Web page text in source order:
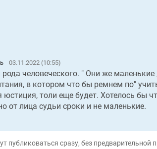
03.11.2022 (10:55)
человеческого. " Они же маленькие
в котором что бы ремнем по"
толи еще будет. Хотелось бы
от лица судьи сроки и не маленькие.
публиковаться сразу, без предварительной